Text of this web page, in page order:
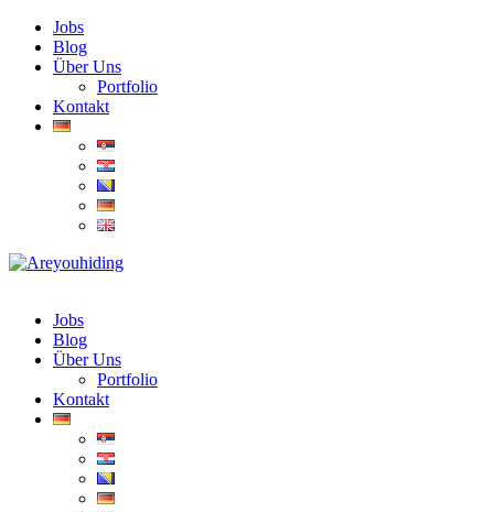
Jobs
Blog
Über Uns
Portfolio
Kontakt
Jobs
Blog
Über Uns
Portfolio
Kontakt